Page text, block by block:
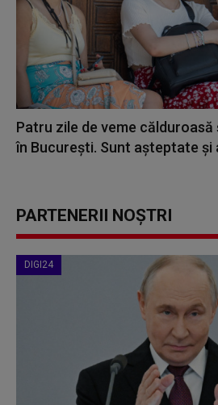
Patru zile de veme
în Bucureşti. Sunt aşteptate şi
PARTENERII NOȘTRI
DIGI24